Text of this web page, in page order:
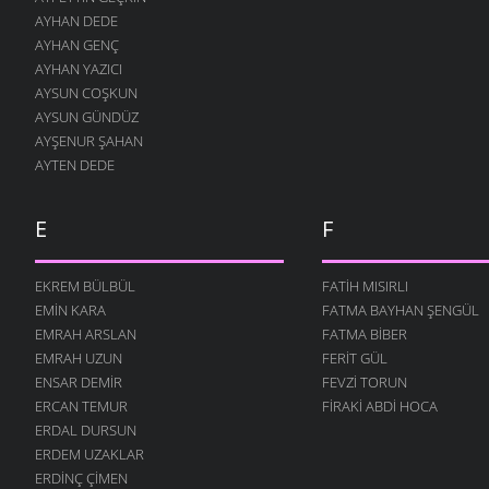
İNSANLIK
24 OCAK 2011
GELSIN -2
19 ARALIK 2010
ÇOCUĞUM
13 ARALIK 2010
UTANSIN
5 ARALIK 2010
GELSIN
30 KASIM 2010
ÖĞRETMEN
22 KASIM 2010
DEĞIL MI?
22 KASIM 2010
AŞKI NEYLEYIM
AYHAN DEDE
AYHAN GENÇ
AYHAN YAZICI
AYSUN COŞKUN
AYSUN GÜNDÜZ
AYŞENUR ŞAHAN
AYTEN DEDE
E
EKREM BÜLBÜL
EMIN KARA
EMRAH ARSLAN
EMRAH UZUN
ENSAR DEMIR
ERCAN TEMUR
ERDAL DURSUN
ERDEM UZAKLAR
ERDINÇ ÇIMEN
F
FATIH MISIRLI
FATMA BAYHAN ŞENGÜL
FATMA BIBER
FERIT GÜL
FEVZI TORUN
FIRAKI ABDI HOCA